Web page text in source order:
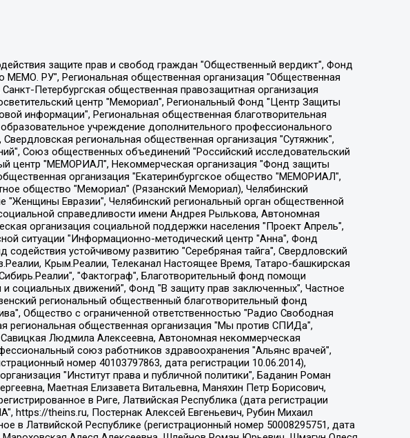
Александрович, Симонов Евгений Алексеевич, Соловьева Елена Анатольевна, Сотников Даниил Владимирович, Сурначева Елизавета Дмитриевна, Автономная некоммерческая организация по защите прав человека и информированию населения "Якутия – Наше Мнение", Общество с ограниченной ответственностью "Москоу диджитал медиа", с 26.01.2023 Общество с ограниченной ответственностью "Чайка Белые сады", Ветошкина Валерия Валерьевна, Заговора Максим Александрович, Межрегиональное общественное движение "Российская ЛГБТ - сеть", Оленичев Максим Владимирович, Павлов Иван Юрьевич, Скворцова Елена Сергеевна, Общество с ограниченной ответственностью "Как бы инагент", Кочетков Игорь Викторович, Общество с ограниченной ответственностью "Честные выборы", Еланчик Олег Александрович, Общество с ограниченной ответственностью "Нобелевский призыв", Гималова Регина Эмилевна, Григорьев Андрей Валерьевич, Григорьева Алина Александровна, Ассоциация по содействию защите прав призывников, альтернативнослужащих и военнослужащих "Правозащитная группа "Гражданин.Армия.Право", Хисамова Регина Фаритовна, Автономная некоммерческая организация по реализации социально-правовых программ "Лилит", Дальневосточное общественное движение "Маяк", Санкт-Петербургская ЛГБТ-инициативная группа "Выход", Инициативная группа ЛГБТ+ "Реверс", Алексеев Андрей Викторович, Бекбулатова Таисия Львовна, Беляев Иван Михайлович, Владыкина Елена Сергеевна, Гельман Марат Александрович, Никульшина Вероника Юрьевна, Толоконникова Надежда Андреевна, Шендерович Виктор Анатольевич, Общество с ограниченной ответственностью "Данное сообщение", Общество с ограниченной ответственностью Издательский дом "Новая глава", Айнбиндер Александра Александровна, Московский комьюнити-центр для ЛГБТ+инициатив, Благотворительный фонд развития филантропии, Deutsche Welle (Германия, Kurt-Schumacher-Strasse 3, 53113 Bonn), Борзунова Мария Михайловна, Воробьев Виктор Викторович, Голубева Анна Львовна, Константинова Алла Михайловна, Малкова Ирина Владимировна, Мурадов Мурад Абдулгалимович, Осетинская Елизавета Николаевна, Понасенков Евгений Николаевич, Ганапольский Матвей Юрьевич, Киселев Евгений Алексеевич, Борухович Ирина Григорьевна, Дремин Иван Тимофеевич, Дубровский Дмитрий Викторович, Красноярская региональная общественная организация поддержки и развития альтернативных образовательных технологий и межкультурных коммуникаций "ИНТЕРРА", Маяковская Екатерина Алексеевна, Фейгин Марк Захарович, Филимонов Андрей Викторович, Дзугкоева Регина Николаевна, Доброхотов Роман Александрович, Дудь Юрий Александрович, Елкин Сергей Владимирович, Кругликов Кирилл Игоревич, Сабунаева Мария Леонидовна, Семенов Алексей Владимирович, Шаинян Карен Багратович, Шульман Екатерина Михайловна, Асафьев Артур Валерьевич, Вахштайн Виктор Семенович, Венедиктов Алексей Алексеевич, Лушникова Екатерина Евгеньевна, Волков Леонид Михайлович, Невзоров Александр Глебович, Пархоменко Сергей Борисович, Сироткин Ярослав Николаевич, Кара-Мурза Владимир Владимирович, Баранова Наталья Владимировна, Гозман Леонид Яковлевич, Кагарлицкий Борис Юльевич, Климарев Михаил Валерьевич, Милов Владимир Станиславович, Автономная некоммерческая организация Краснодарский центр современного искусства "Типография", Моргенштерн Алишер Тагирович, Соболь Любовь Эдуардовна, Общество с ограниченной ответственностью "ЛИЗА НОРМ", Каспаров Гарри Кимович, Ходорковский Михаил Борисович, Общество с ограниченной ответственностью "Апрельские тезисы", Данилович Ирина Брониславовна, Кашин Олег Владимирович, Петров Николай Владимирович, Пивоваров Алексей Владимирович, Соколов Михаил Владимирович, Цветкова Юлия Владимировна, Чичваркин Евгений Александрович, Комитет против пыток/Команда против пыток, Общество с ограниченной ответственностью "Первый научный", Общество с ограниченной ответственностью "Вертолет и ко", Белоцерковская Вероника Борисовна, Кац Максим Евгеньевич, Лазарева Татьяна Юрьевна, Шаведдинов Руслан Табризович, Яшин Илья Валерьевич, Общество с ограниченной ответственностью "Иноагент ААВ", Алешковский Дмитрий Петрович, Альбац Евгения Марковна, Быков Дмитрий Львович, Галямина Юлия Евгеньевна, Лойко Сергей Леонидович, Мартынов Кирилл Константинович, Медведев Сергей Александрович, Крашенинников Федор Геннадиевич, Гордеева Катерина Вл